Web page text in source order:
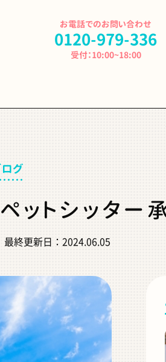
お電話でのお問い合わせ
0120-979-336
受付：10:00~18:00
グ
トシッター承
最終更新日： 2024.06.05